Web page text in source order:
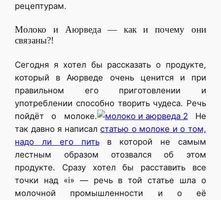
рецептурам.
Молоко и Аюрведа — как и почему они
связаны?!
Сегодня я хотел бы рассказать о продукте,
который в Аюрведе очень ценится и при
правильном его приготовлении и
употреблении способно творить чудеса. Речь
пойдёт о молоке.
Не
так давно я написалстатью о молоке и о том,
надо ли его питьв которой не самым
лестным образом отозвался об этом
продукте. Сразу хотел бы расставить все
точки над «i» — речь в той статье шла о
молочной промышленности и о её